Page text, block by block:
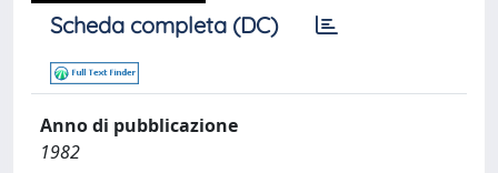
Scheda completa (DC)
Anno di pubblicazione
1982